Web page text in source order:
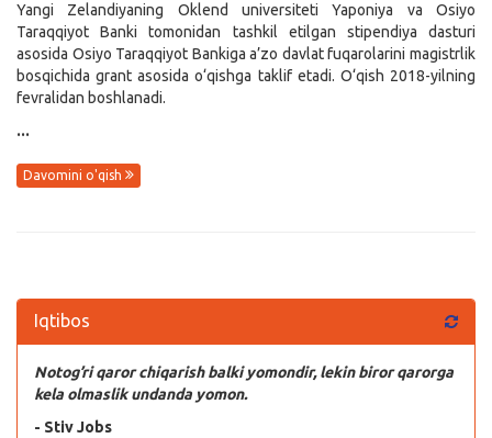
Yangi Zelandiyaning Oklend universiteti Yaponiya va Osiyo
Taraqqiyot Banki tomonidan tashkil etilgan stipendiya dasturi
asosida Osiyo Taraqqiyot Bankiga a’zo davlat fuqarolarini magistrlik
bosqichida grant asosida o‘qishga taklif etadi. O‘qish 2018-yilning
fevralidan boshlanadi.
...
Davomini o'qish
Iqtibos
Notog’ri qaror chiqarish balki yomondir, lekin biror qarorga
kela olmaslik undanda yomon.
- Stiv Jobs